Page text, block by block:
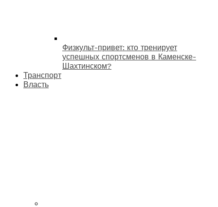
Физкульт-привет: кто тренирует
успешных спортсменов в Каменске-
Шахтинском?
Транспорт
Власть